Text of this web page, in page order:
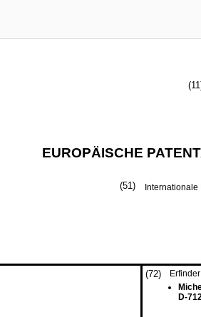
EUROPÄISCHE
(51)
(72)
D-